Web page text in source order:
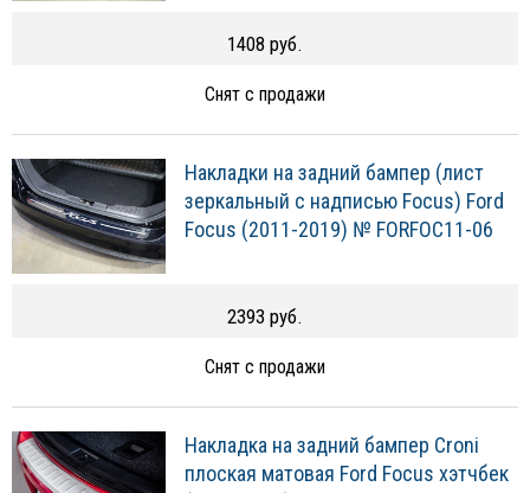
1408 руб.
Снят с продажи
Накладки на задний бампер (лист
зеркальный с надписью Focus) Ford
Focus (2011-2019) № FORFOC11-06
2393 руб.
Снят с продажи
Накладка на задний бампер Croni
плоская матовая Ford Focus хэтчбек